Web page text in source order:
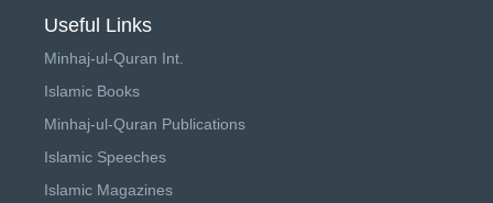
Useful Links
Minhaj-ul-Quran Int.
Islamic Books
Minhaj-ul-Quran Publications
Islamic Speeches
Islamic Magazines